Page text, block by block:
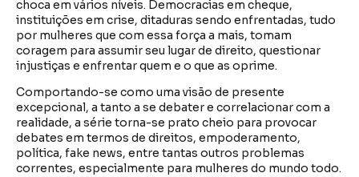
choca em vários níveis. Democracias em cheque,
instituições em crise, ditaduras sendo enfrentadas, tudo
por mulheres que com essa força a mais, tomam
coragem para assumir seu lugar de direito, questionar
injustiças e enfrentar quem e o que as oprime.
Comportando-se como uma visão de presente
excepcional, a tanto a se debater e correlacionar com a
realidade, a série torna-se prato cheio para provocar
debates em termos de direitos, empoderamento,
política, fake news, entre tantas outros problemas
correntes, especialmente para mulheres do mundo todo.